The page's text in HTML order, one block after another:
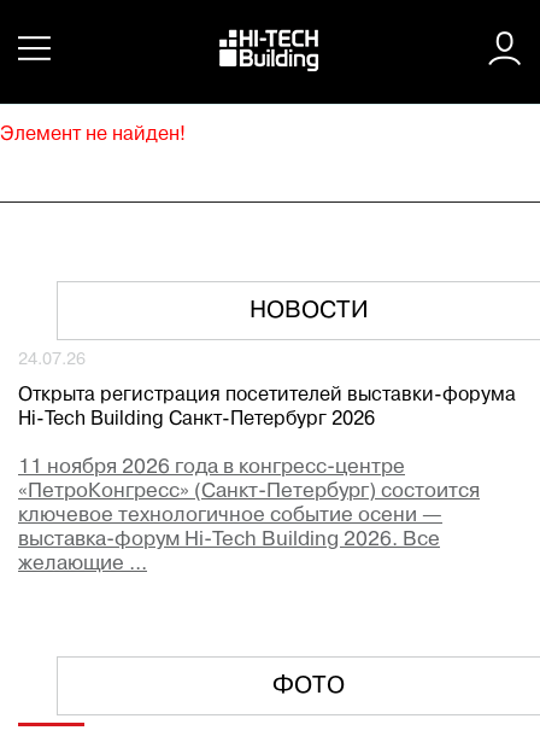
Элемент не найден!
НОВОСТИ
24.07.26
Открыта регистрация посетителей выставки-форума
Hi-Tech Building Санкт-Петербург 2026
11 ноября 2026 года в конгресс-центре
«ПетроКонгресс» (Санкт-Петербург) состоится
ключевое технологичное событие осени —
выставка-форум Hi-Tech Building 2026. Все
желающие ...
ФОТО